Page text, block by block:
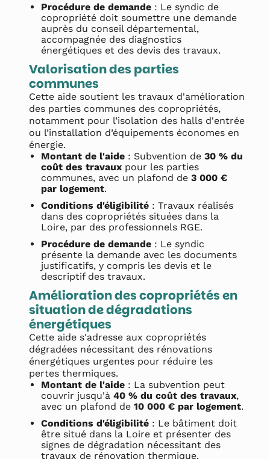
Procédure de demande : Le syndic de
copropriété doit soumettre une demande
auprès du conseil départemental,
accompagnée des diagnostics
énergétiques et des devis des travaux.
Valorisation des parties
communes
Cette aide soutient les travaux d'amélioration
des parties communes des copropriétés,
notamment pour l’isolation des halls d'entrée
ou l’installation d’équipements économes en
énergie.
Montant de l'aide : Subvention de 30 % du
coût des travaux pour les parties
communes, avec un plafond de 3 000 €
par logement.
Conditions d'éligibilité : Travaux réalisés
dans des copropriétés situées dans la
Loire, par des professionnels RGE.
Procédure de demande : Le syndic
présente la demande avec les documents
justificatifs, y compris les devis et le
descriptif des travaux.
Amélioration des copropriétés en
situation de dégradations
énergétiques
Cette aide s'adresse aux copropriétés
dégradées nécessitant des rénovations
énergétiques urgentes pour réduire les
pertes thermiques.
Montant de l'aide : La subvention peut
couvrir jusqu'à 40 % du coût des travaux,
avec un plafond de 10 000 € par logement.
Conditions d'éligibilité : Le bâtiment doit
être situé dans la Loire et présenter des
signes de dégradation nécessitant des
travaux de rénovation thermique.